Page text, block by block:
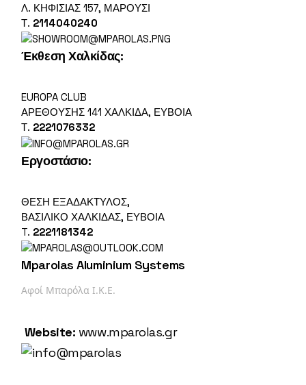
Λ. ΚΗΦΙΣΊΑΣ 157, ΜΑΡΟΎΣΙ
Τ. 2114040240
Έκθεση Χαλκίδας:
EUROPA CLUB
ΑΡΕΘΟΎΣΗΣ 141 ΧΑΛΚΊΔΑ, ΕΎΒΟΙΑ
Τ. 2221076332
Εργοστάσιο:
ΘΕΣΗ ΕΞΑΔΑΚΤΥΛΟΣ,
ΒΑΣΙΛΙΚΌ ΧΑΛΚΙΔΑΣ, ΕΎΒΟΙΑ
T. 2221181342
Mparolas Aluminium Systems
Αφοί Μπαρόλα Ι.Κ.Ε.
Website: www.mparolas.gr